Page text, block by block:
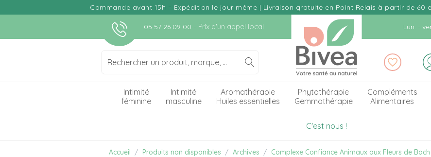
Commande avant 15h = Expédition le jour même | Livraison gratuite en Point Relais à partir de
05 57 26 09 00 - Prix d'un appel local Lun. -
Intimité
féminine
Intimité
masculine
Aromathérapie
Huiles essentielles
Phytothérapie
Gemmothérapie
Compléments
Alimentaires
C'est nous !
Accueil Produits non disponibles Archives Complexe Confiance Animaux aux Fleurs de